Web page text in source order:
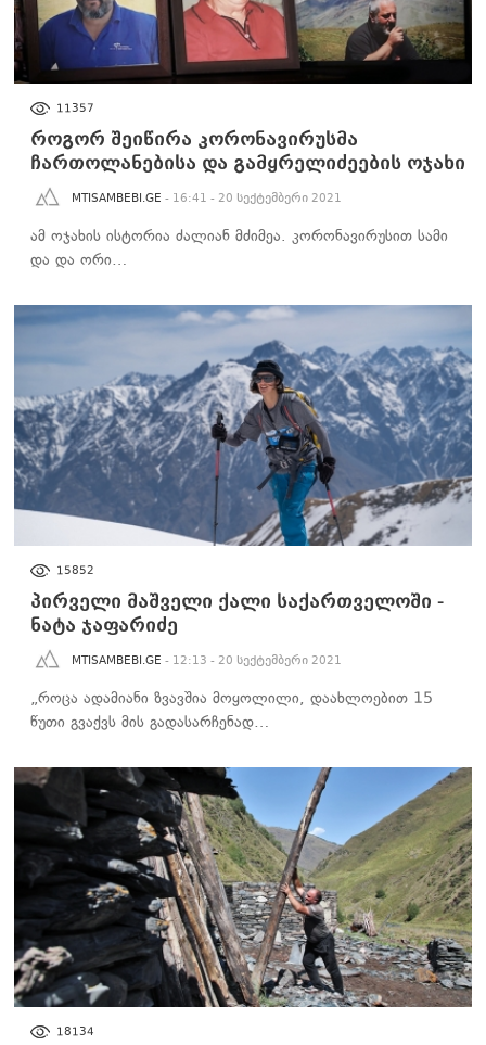
11357
როგორ შეიწირა კორონავირუსმა
ჩართოლანებისა და გამყრელიძეების ოჯახი
MTISAMBEBI.GE - 16:41 - 20 სექტემბერი 2021
ამ ოჯახის ისტორია ძალიან მძიმეა. კორონავირუსით სამი
და და ორი…
15852
პირველი მაშველი ქალი საქართველოში -
ნატა ჯაფარიძე
MTISAMBEBI.GE - 12:13 - 20 სექტემბერი 2021
„როცა ადამიანი ზვავშია მოყოლილი, დაახლოებით 15
წუთი გვაქვს მის გადასარჩენად…
18134